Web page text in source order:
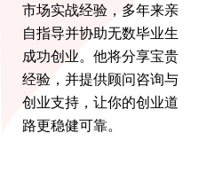
市场实战经验，多年来亲
自指导并协助无数毕业生
成功创业。他将分享宝贵
经验，并提供顾问咨询与
创业支持，让你的创业道
路更稳健可靠。